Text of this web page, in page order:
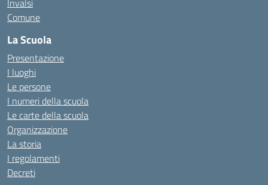
Invalsi
Comune
La Scuola
Presentazione
I luoghi
Le persone
I numeri della scuola
Le carte della scuola
Organizzazione
La storia
I regolamenti
Decreti